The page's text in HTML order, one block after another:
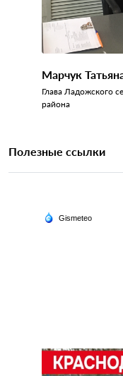
Марчук
Глава Ладожского
района
Полезные ссылки